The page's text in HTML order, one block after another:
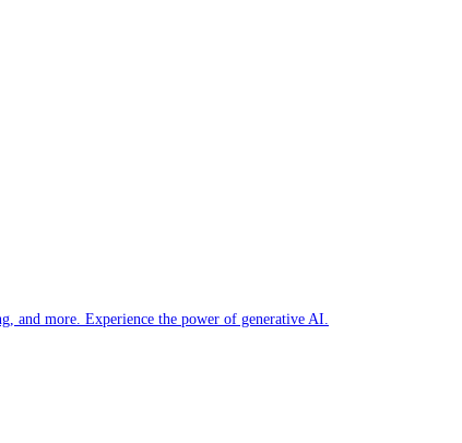
and more. Experience the power of generative AI.